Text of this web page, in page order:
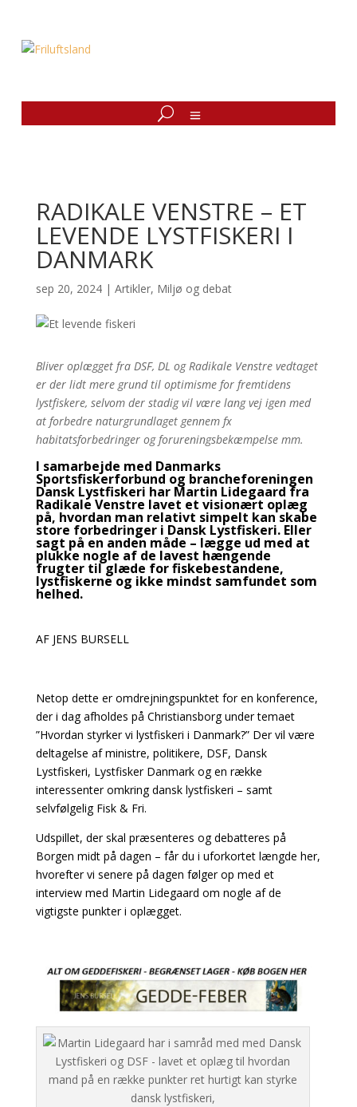
RADIKALE VENSTRE – ET
LEVENDE LYSTFISKERI I
DANMARK
sep 20, 2024| Artikler, Miljø og debat
Bliver oplægget fra DSF, DL og Radikale Venstre vedtaget
er der lidt mere grund til optimisme for fremtidens
lystfiskere, selvom der stadig vil være lang vej igen med
at forbedre naturgrundlaget gennem fx
habitatsforbedringer og forureningsbekæmpelse mm.
I samarbejde med Danmarks
Sportsfiskerforbund og brancheforeningen
Dansk Lystfiskeri har Martin Lidegaard fra
Radikale Venstre lavet et visionært oplæg
på, hvordan man relativt simpelt kan skabe
store forbedringer i Dansk Lystfiskeri. Eller
sagt på en anden måde – lægge ud med at
plukke nogle af de lavest hængende
frugter til glæde for fiskebestandene,
lystfiskerne og ikke mindst samfundet som
helhed.
AF JENS BURSELL
Netop dette er omdrejningspunktet for en konference,
der i dag afholdes på Christiansborg under temaet
”Hvordan styrker vi lystfiskeri i Danmark?” Der vil være
deltagelse af ministre, politikere, DSF, Dansk
Lystfiskeri, Lystfisker Danmark og en række
interessenter omkring dansk lystfiskeri – samt
selvfølgelig Fisk & Fri.
Udspillet, der skal præsenteres og debatteres på
Borgen midt på dagen – får du i uforkortet længde her,
hvorefter vi senere på dagen følger op med et
interview med Martin Lidegaard om nogle af de
vigtigste punkter i oplægget.